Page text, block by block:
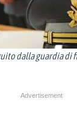
dalla guardia di